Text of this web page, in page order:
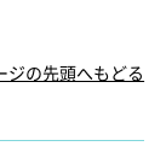
ジの先頭へもどる